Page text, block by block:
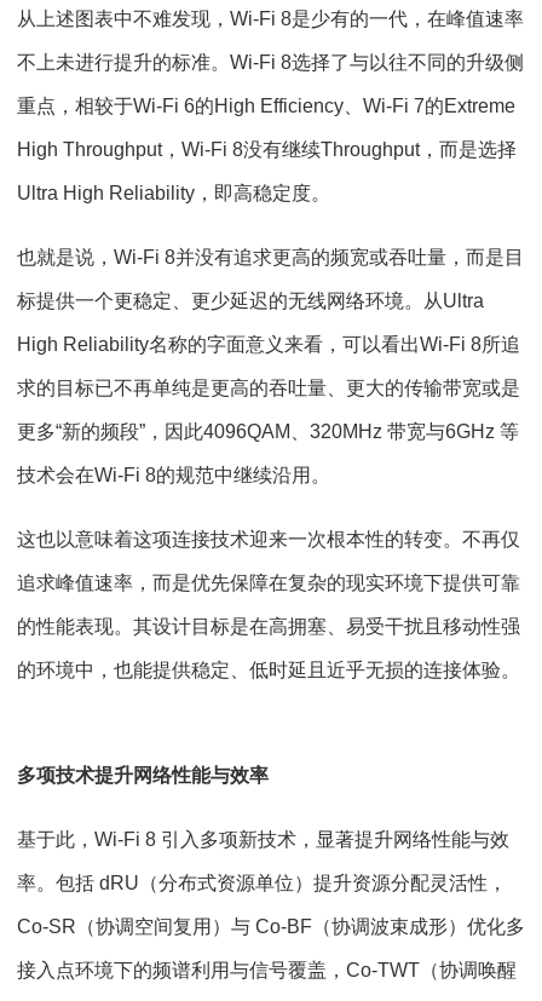
从上述图表中不难发现，Wi-Fi 8是少有的一代，在峰值速率
不上未进行提升的标准。Wi-Fi 8选择了与以往不同的升级侧
重点，相较于Wi-Fi 6的High Efficiency、Wi-Fi 7的Extreme
High Throughput，Wi-Fi 8没有继续Throughput，而是选择
Ultra High Reliability，即高稳定度。
也就是说，Wi-Fi 8并没有追求更高的频宽或吞吐量，而是目
标提供一个更稳定、更少延迟的无线网络环境。从Ultra
High Reliability名称的字面意义来看，可以看出Wi-Fi 8所追
求的目标已不再单纯是更高的吞吐量、更大的传输带宽或是
更多“新的频段”，因此4096QAM、320MHz 带宽与6GHz 等
技术会在Wi-Fi 8的规范中继续沿用。
这也以意味着这项连接技术迎来一次根本性的转变。不再仅
追求峰值速率，而是优先保障在复杂的现实环境下提供可靠
的性能表现。其设计目标是在高拥塞、易受干扰且移动性强
的环境中，也能提供稳定、低时延且近乎无损的连接体验。
多项技术提升网络性能与效率
基于此，Wi-Fi 8 引入多项新技术，显著提升网络性能与效
率。包括 dRU（分布式资源单位）提升资源分配灵活性，
Co-SR（协调空间复用）与 Co-BF（协调波束成形）优化多
接入点环境下的频谱利用与信号覆盖，Co-TWT（协调唤醒